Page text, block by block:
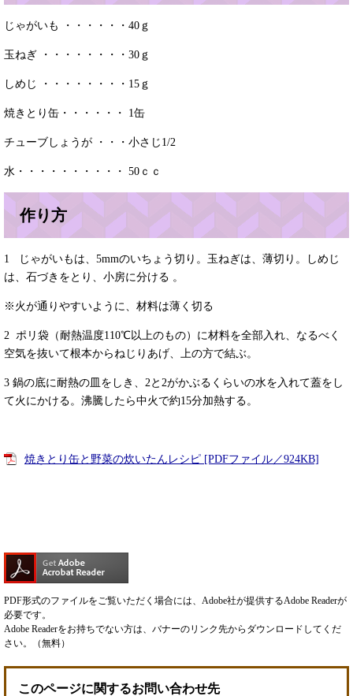
じゃがいも ・・・・・・40ｇ
玉ねぎ ・・・・・・・・30ｇ
しめじ ・・・・・・・・15ｇ
焼きとり缶・・・・・・ 1缶
チューブしょうが ・・・小さじ1/2
水・・・・・・・・・・ 50ｃｃ
作り方
1 じゃがいもは、5mmのいちょう切り。玉ねぎは、薄切り。しめじ
は、石づきをとり、小房に分ける 。
※火が通りやすいように、材料は薄く切る
2 ポリ袋（耐熱温度110℃以上のもの）に材料を全部入れ、なるべく
空気を抜いて根本からねじりあげ、上の方で結ぶ。
3 鍋の底に耐熱の皿をしき、2と2がかぶるくらいの水を入れて蓋をし
て火にかける。沸騰したら中火で約15分加熱する。
焼きとり缶と野菜の炊いたんレシピ [PDFファイル／924KB]
PDF形式のファイルをご覧いただく場合には、Adobe社が提供するAdobe Readerが
必要です。
Adobe Readerをお持ちでない方は、バナーのリンク先からダウンロードしてくだ
さい。（無料）
このページに関するお問い合わせ先